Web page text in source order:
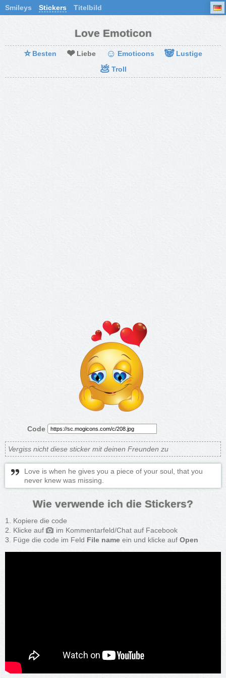
Smileys Stickers Titelbild
Love Emoticon
⭐ Besten ❤ Liebe ☺ Emoticons 🐼 Lustige
💩 Troll
Code
Vergiss nicht diese sticker mit deinen Freunden zu
Love is when he gives you a piece of your soul, that you
never knew was missing.
Wie verwende ich die Stickers?
Kopiere die code
Klicke auf
im Kommentarfeld/Chat auf Facebook
Füge die code im Feld File name ein und klicke auf Open